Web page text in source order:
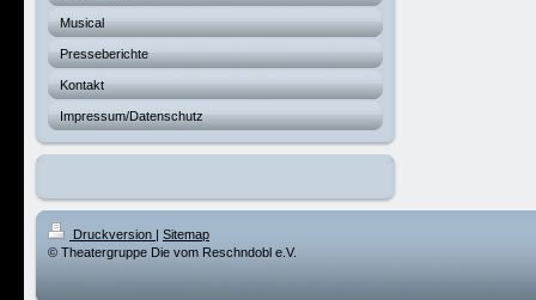
Musical
Presseberichte
Kontakt
Impressum/Datenschutz
Druckversion | Sitemap
© Theatergruppe Die vom Reschndobl e.V.